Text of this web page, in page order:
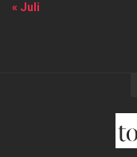
« Juli